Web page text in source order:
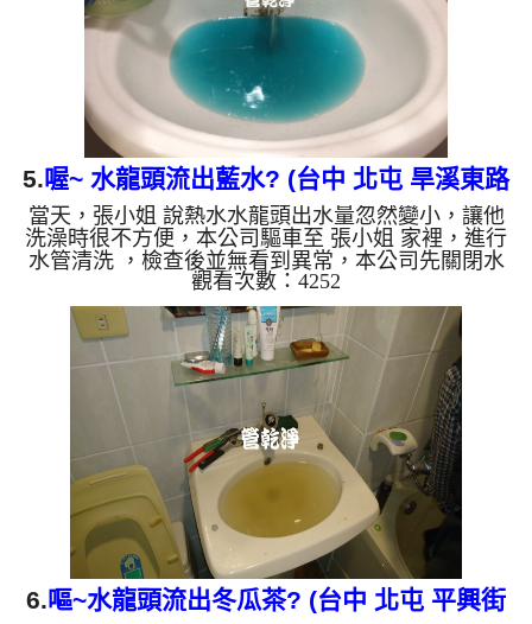
咖啡色，地下水含有氧...
5.喔~ 水龍頭流出藍水? (台中 北屯 旱溪東路
洗水管 )
當天，張小姐 說熱水水龍頭出水量忽然變小，讓他
洗澡時很不方便，本公司驅車至 張小姐 家裡，進行
水管清洗 ，檢查後並無看到異常，本公司先關閉水
源，注入 檸檬酸 進水管，等候約15分鐘，利用 高周
波水管清洗機 ，近而把水管內壁污垢沖出來，一開
始沒想到洗出來的水呈現藍色，看起來跟藥水一樣，
還一直掉出異物，看起來就很噁心，如下圖，張小
姐 看到驚嚇百分百，直說房子才20年而已，怎麼水
管洗出來是藍色的水? 如是自來水，如水管老化，會
產生鐵鏽跟泥沙堆積，洗出來的水就會是咖啡色，地
下水含有氧化錳，管壁上...
觀看次數：4252
6.嘔~水龍頭流出冬瓜茶? (台中 北屯 平興街